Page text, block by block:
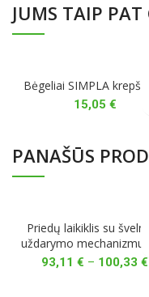
JUMS TAIP
Bėgeliai SIMPLA
15,05 €
PANAŠŪS
Priedų laikiklis su
uždarymo mechanizmu
93,11 € – 100,33 €